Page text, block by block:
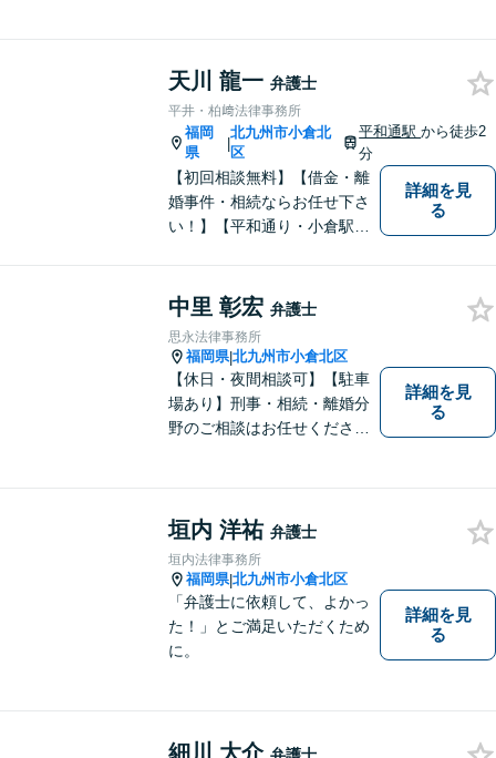
と弁護士に相談してもいいの
かな」と思わず、遠慮なくご
相談ください。
天川 龍一 弁護士
平井・柏﨑法律事務所
福岡
県
|
北九州市小倉北
区
平和通駅から徒歩2
分
【初回相談無料】【借金・離
婚事件・相続ならお任せ下さ
い！】【平和通り・小倉駅近
詳細を見
る
中里 彰宏 弁護士
思永法律事務所
福岡県|北九州市小倉北区
【休日・夜間相談可】【駐車
場あり】刑事・相続・離婚分
野のご相談はお任せくださ
ら弁護士になった特殊な経緯
あり。【電話相談可】
詳細を見
る
垣内 洋祐 弁護士
垣内法律事務所
福岡県|北九州市小倉北区
「弁護士に依頼して、よかっ
た！」とご満足いただくため
に。
詳細を見
る
細川 大介